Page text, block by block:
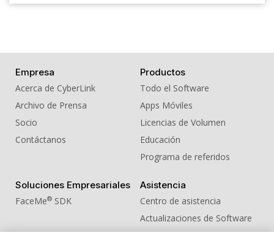
Empresa
Acerca de CyberLink
Archivo de Prensa
Socio
Contáctanos
Productos
Todo el Software
Apps Móviles
Licencias de Volumen
Educación
Programa de referidos
Soluciones Empresariales
FaceMe® SDK
Asistencia
Centro de asistencia
Actualizaciones de Software
Centro de Aprendizaje